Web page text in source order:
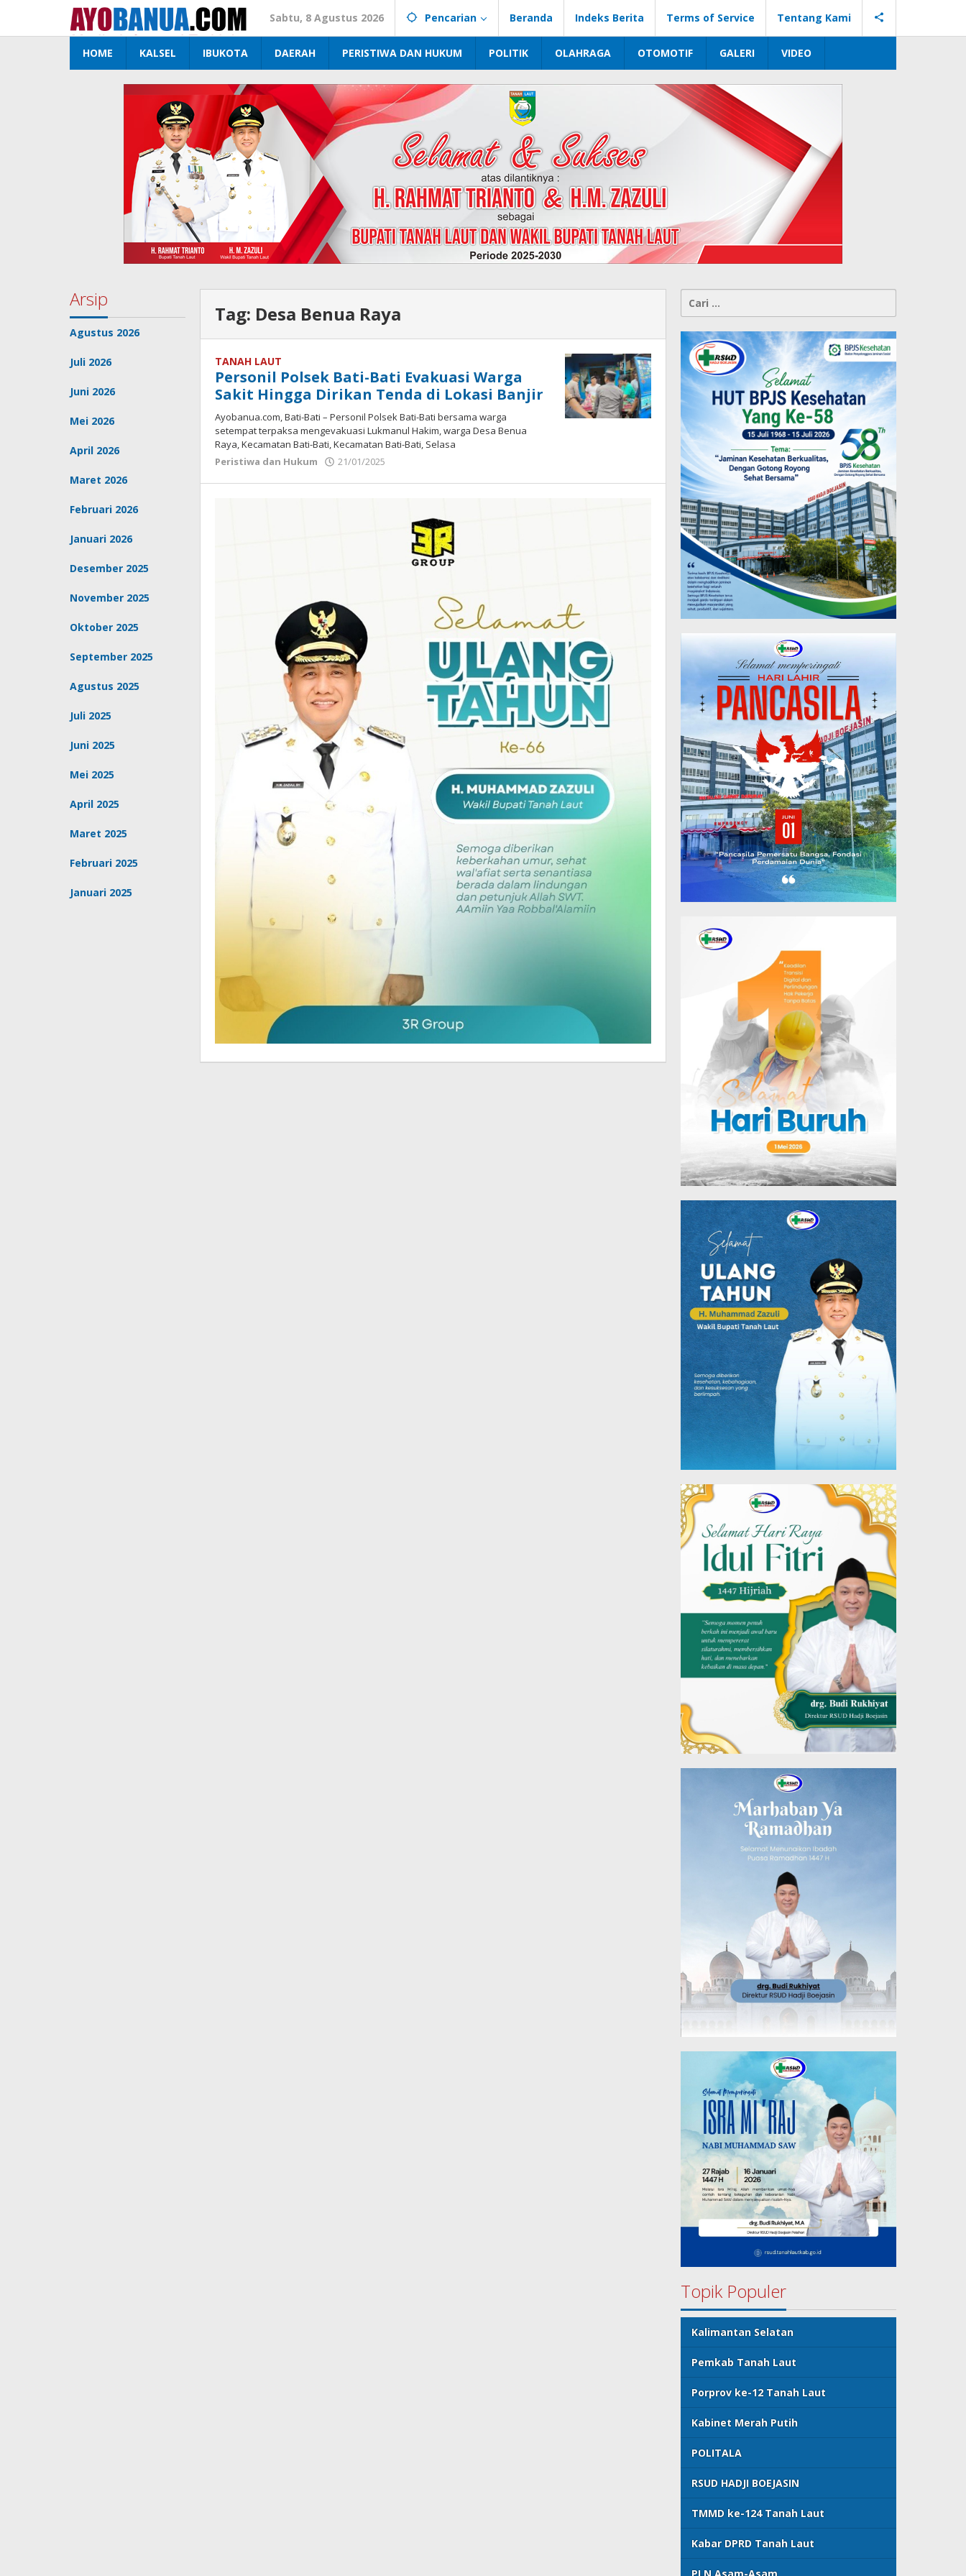
konten
Sabtu, 8 Agustus 2026 Pencarian Beranda Indeks Berita Terms of Service Tentang Kami
HOME KALSEL IBUKOTA DAERAH PERISTIWA DAN HUKUM POLITIK OLAHRAGA OTOMOTIF GALERI VIDEO
Arsip
Agustus 2026
Juli 2026
Juni 2026
Mei 2026
April 2026
Maret 2026
Februari 2026
Januari 2026
Desember 2025
November 2025
Oktober 2025
September 2025
Agustus 2025
Juli 2025
Juni 2025
Mei 2025
April 2025
Maret 2025
Februari 2025
Januari 2025
Tag: Desa Benua Raya
TANAH LAUT
Personil Polsek Bati-Bati Evakuasi Warga
Sakit Hingga Dirikan Tenda di Lokasi Banjir
Ayobanua.com, Bati-Bati – Personil Polsek Bati-Bati bersama warga
setempat terpaksa mengevakuasi Lukmanul Hakim, warga Desa Benua
Raya, Kecamatan Bati-Bati, Kecamatan Bati-Bati, Selasa
Peristiwa dan Hukum
21/01/2025
Cari
untuk:
Topik Populer
Kalimantan Selatan
Pemkab Tanah Laut
Porprov ke-12 Tanah Laut
Kabinet Merah Putih
POLITALA
RSUD HADJI BOEJASIN
TMMD ke-124 Tanah Laut
Kabar DPRD Tanah Laut